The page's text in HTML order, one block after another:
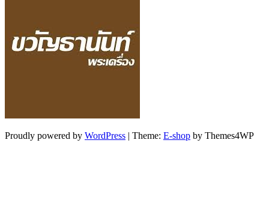
Proudly powered by WordPress | Theme: E-shop by Themes4WP